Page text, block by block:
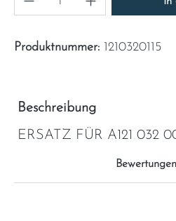
Produktnummer: 1210320115
Beschreibung
ERSATZ FÜR A121 032
Bewertungen
France
Greece